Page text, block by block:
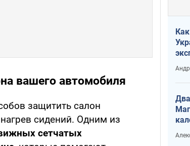
вашего автомобиля
защитить салон
сидений. Одним из
сетчатых